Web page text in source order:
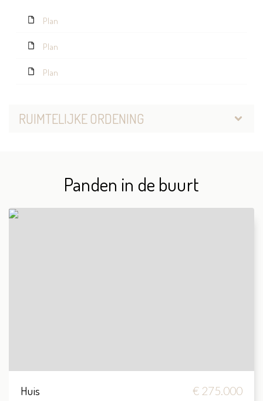
Plan
Plan
Plan
RUIMTELIJKE ORDENING
Panden in de buurt
Huis € 275.000